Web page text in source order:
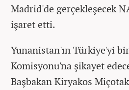
Madrid'de gerçekleşecek
işaret etti.
Yunanistan'ın Türkiye'yi
Komisyonu'na şikayet
Başbakan Kiryakos